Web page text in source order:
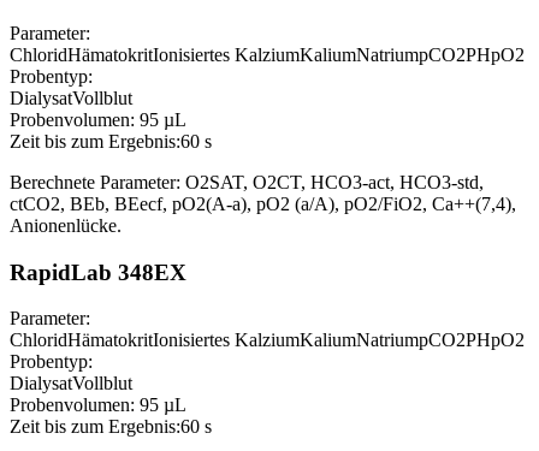
Parameter:
ChloridHämatokritIonisiertes KalziumKaliumNatriumpCO2PHpO2
Probentyp:
DialysatVollblut
Probenvolumen: 95 µL
Zeit bis zum Ergebnis:60 s
Berechnete Parameter: O2SAT, O2CT, HCO3-act, HCO3-std,
ctCO2, BEb, BEecf, pO2(A-a), pO2 (a/A), pO2/FiO2, Ca++(7,4),
Anionenlücke.
RapidLab 348EX
Parameter:
ChloridHämatokritIonisiertes KalziumKaliumNatriumpCO2PHpO2
Probentyp:
DialysatVollblut
Probenvolumen: 95 µL
Zeit bis zum Ergebnis:60 s